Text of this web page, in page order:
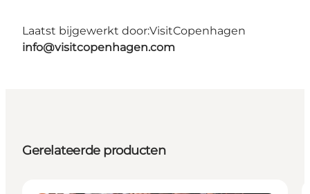
Laatst bijgewerkt door:VisitCopenhagen
info@visitcopenhagen.com
Gerelateerde producten